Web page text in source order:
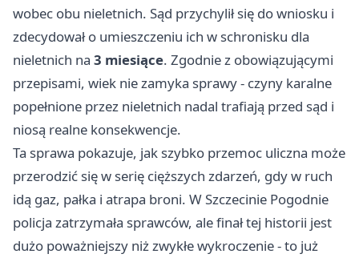
wobec obu nieletnich. Sąd przychylił się do wniosku i
zdecydował o umieszczeniu ich w schronisku dla
nieletnich na 3 miesiące. Zgodnie z obowiązującymi
przepisami, wiek nie zamyka sprawy - czyny karalne
popełnione przez nieletnich nadal trafiają przed sąd i
niosą realne konsekwencje.
Ta sprawa pokazuje, jak szybko przemoc uliczna może
przerodzić się w serię cięższych zdarzeń, gdy w ruch
idą gaz, pałka i atrapa broni. W Szczecinie Pogodnie
policja zatrzymała sprawców, ale finał tej historii jest
dużo poważniejszy niż zwykłe wykroczenie - to już